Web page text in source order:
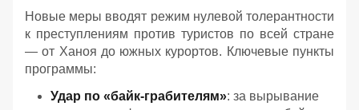
Новые меры вводят режим нулевой толерантности
к преступлениям против туристов по всей стране
— от Ханоя до южных курортов. Ключевые пункты
программы:
Удар по «байк-грабителям»: за вырывание